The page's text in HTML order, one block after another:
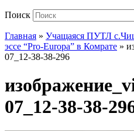
Поиск
Главная » Учащаяся ПУТЛ
эссе “Pro-Europa” в Комрате »
07_12-38-38-296
07_12-38-38-